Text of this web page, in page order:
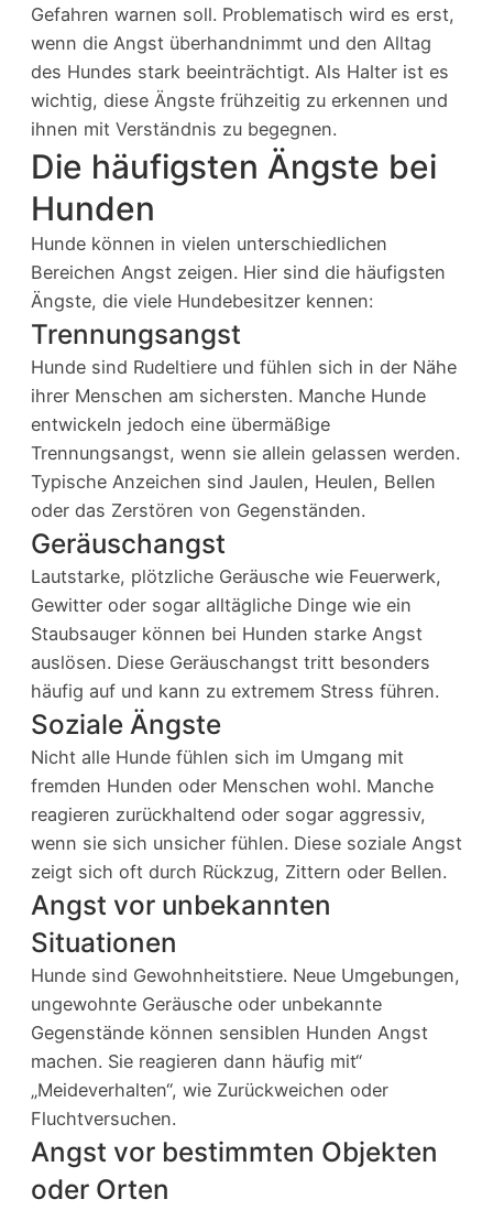
Gefahren warnen soll. Problematisch wird es erst,
wenn die Angst überhandnimmt und den Alltag
des Hundes stark beeinträchtigt. Als Halter ist es
wichtig, diese Ängste frühzeitig zu erkennen und
ihnen mit Verständnis zu begegnen.
Die häufigsten Ängste bei
Hunden
Hunde können in vielen unterschiedlichen
Bereichen Angst zeigen. Hier sind die häufigsten
Ängste, die viele Hundebesitzer kennen:
Trennungsangst
Hunde sind Rudeltiere und fühlen sich in der Nähe
ihrer Menschen am sichersten. Manche Hunde
entwickeln jedoch eine übermäßige
Trennungsangst, wenn sie allein gelassen werden.
Typische Anzeichen sind Jaulen, Heulen, Bellen
oder das Zerstören von Gegenständen.
Geräuschangst
Lautstarke, plötzliche Geräusche wie Feuerwerk,
Gewitter oder sogar alltägliche Dinge wie ein
Staubsauger können bei Hunden starke Angst
auslösen. Diese Geräuschangst tritt besonders
häufig auf und kann zu extremem Stress führen.
Soziale Ängste
Nicht alle Hunde fühlen sich im Umgang mit
fremden Hunden oder Menschen wohl. Manche
reagieren zurückhaltend oder sogar aggressiv,
wenn sie sich unsicher fühlen. Diese soziale Angst
zeigt sich oft durch Rückzug, Zittern oder Bellen.
Angst vor unbekannten
Situationen
Hunde sind Gewohnheitstiere. Neue Umgebungen,
ungewohnte Geräusche oder unbekannte
Gegenstände können sensiblen Hunden Angst
machen. Sie reagieren dann häufig mit“
„Meideverhalten“, wie Zurückweichen oder
Fluchtversuchen.
Angst vor bestimmten Objekten
oder Orten